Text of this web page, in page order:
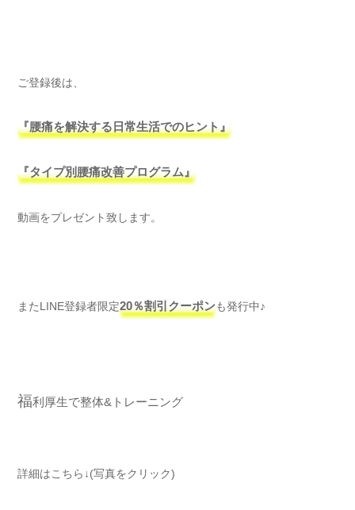
ご登録後は、
『腰痛を解決する日常生活でのヒント』
『タイプ別腰痛改善プログラム』
動画をプレゼント致します。
またLINE登録者限定20％割引クーポンも発行中♪
福利厚生で整体&トレーニング
詳細はこちら↓(写真をクリック)